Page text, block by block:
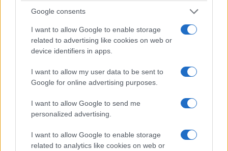
Google consents
I want to allow Google to enable storage
related to advertising like cookies on web or
device identifiers in apps.
I want to allow my user data to be sent to
Google for online advertising purposes.
I want to allow Google to send me
personalized advertising.
I want to allow Google to enable storage
related to analytics like cookies on web or
ΠΟΝΤΟΣ
δικαστική υπόθεσή του μετά την αναβολή της
3/08/2026 - 11:50μμ